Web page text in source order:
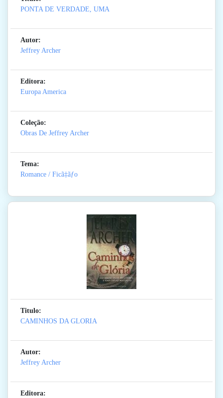
PONTA DE VERDADE, UMA
Autor:
Jeffrey Archer
Editora:
Europa America
Coleção:
Obras De Jeffrey Archer
Tema:
Romance / Ficã‡ãƒo
Titulo:
CAMINHOS DA GLORIA
Autor:
Jeffrey Archer
Editora: